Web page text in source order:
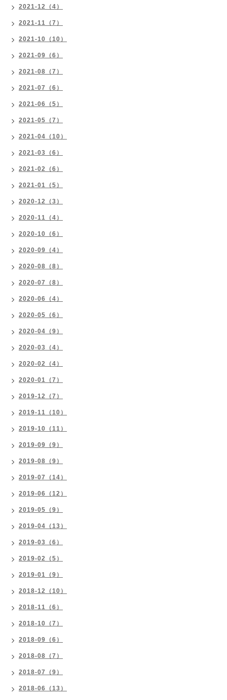
2021-12（4）
2021-11（7）
2021-10（10）
2021-09（6）
2021-08（7）
2021-07（6）
2021-06（5）
2021-05（7）
2021-04（10）
2021-03（6）
2021-02（6）
2021-01（5）
2020-12（3）
2020-11（4）
2020-10（6）
2020-09（4）
2020-08（8）
2020-07（8）
2020-06（4）
2020-05（6）
2020-04（9）
2020-03（4）
2020-02（4）
2020-01（7）
2019-12（7）
2019-11（10）
2019-10（11）
2019-09（9）
2019-08（9）
2019-07（14）
2019-06（12）
2019-05（9）
2019-04（13）
2019-03（6）
2019-02（5）
2019-01（9）
2018-12（10）
2018-11（6）
2018-10（7）
2018-09（6）
2018-08（7）
2018-07（9）
2018-06（13）